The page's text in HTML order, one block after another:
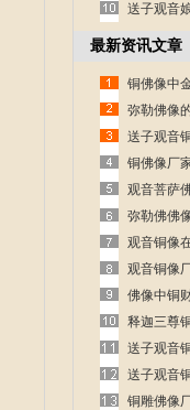
送子观音
最新资讯文章
铜佛像中
弥勒佛像
送子观音
铜佛像厂
观音菩萨
弥勒佛佛
观音铜像
观音铜像
的故事
佛像中铜
释迦三尊
送子观音
送子观音
铜雕佛像